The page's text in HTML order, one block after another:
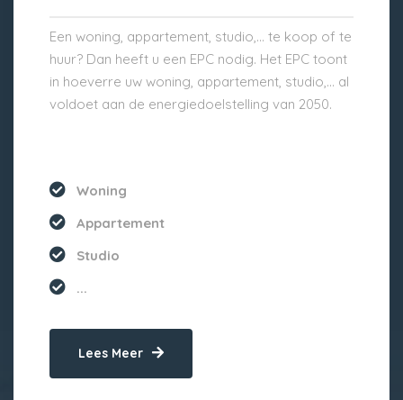
Een woning, appartement, studio,… te koop of te
huur? Dan heeft u een EPC nodig. Het EPC toont
in hoeverre uw woning, appartement, studio,… al
voldoet aan de energiedoelstelling van 2050.
Woning
Appartement
Studio
...
Lees Meer